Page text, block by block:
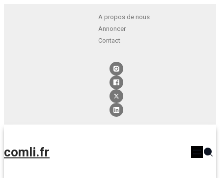
A propos de nous
Annoncer
Contact
comli.fr